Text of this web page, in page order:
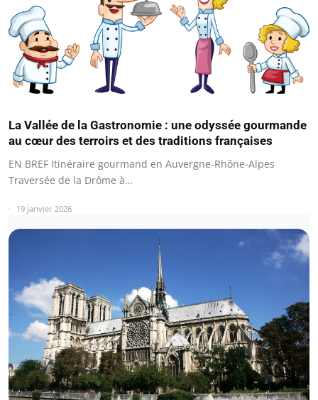
La Vallée de la Gastronomie : une odyssée gourmande
au cœur des terroirs et des traditions françaises
EN BREF Itinéraire gourmand en Auvergne-Rhône-Alpes
Traversée de la Drôme à…
19 janvier 2026